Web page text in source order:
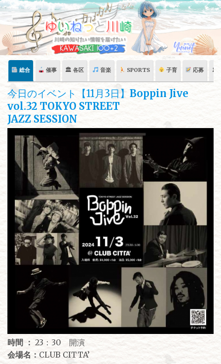
Skip
content
総合 催事 🏛 各区 音楽 SPORTS 子育 応募 🏛
今日のイベント【11月3日】 Boppin Jive
vol.32 TOKYO STREET
JAZZ SESSION
時間 ： 23：30 開演
会場名：CLUB CITTA’